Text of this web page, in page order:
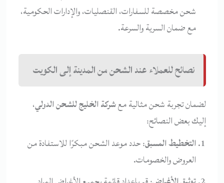
شحن مخصصة للسفارات، القنصليات، والإدارات الحكومية،
مع ضمان السرية والسرعة.
نصائح للعملاء عند الشحن من المدينة إلى الكويت
لضمان تجربة شحن مثالية معشركة الخليج للشحن الدولي،
إليك بعض النصائح:
التخطيط المسبق: حدد موعد الشحن مبكرًا للاستفادة من
العروض والخصومات.